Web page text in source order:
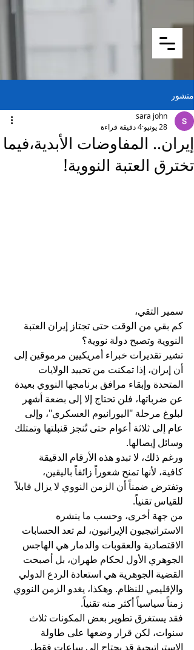
منشور
إيران.. المفاوضات الأبدية،فيما
تخترق العتبة النووية!
sara john
28 يونيو
4 دقيقة قراءة
سمير التقي،
كم بقي من الوقت حتى تجتاز إيران العتبة
النووية وتصبح دولة نووية؟
تشير تقديرات خبراء أمريكيين مرموقين إلى
أن إيران، إذا تمكنت من تحييد الولايات
المتحدة وإبقاء مرافق برنامجها النووي بعيدة
عن ضرباتها، فلن تحتاج إلا إلى بضعة أشهر
لبلوغ مرحلة "اليورانيوم العسكري"، وإلى
عام إلى ثلاثة أعوام حتى تُنجز قنبلتها وتمتلك
وسائل إيصالها.
ورغم ذلك، لا تبدو هذه الأرقام الدقيقة
كافية، لأنها تمنح شعوراً زائفاً باليقين،
وتفترض ضمناً أن الزمن النووي لا يزال قابلاً
للقياس تقنياً.
من جهة أخرى، وحسب ما ينشره
الاستراتيجيون الإيرانيون، لم تعد الحسابات
الاقتصادية والعقوبات والدمار هي الهاجس
الجوهري الأول لحكام طهران، بل أصبحت
القضية الجوهرية هي استعادة الردع الدولي
والإقليمي للنظام. وهكذا، يغدو الزمن النووي
زمناً سياسياً أكثر منه تقنياً.
فقد يستغرق تطوير بعض المكونات ثلاث
سنوات، لكن قرار وضعها على طاولة
الاستراتيجية قد يحتاج إلى ساعات فقط.